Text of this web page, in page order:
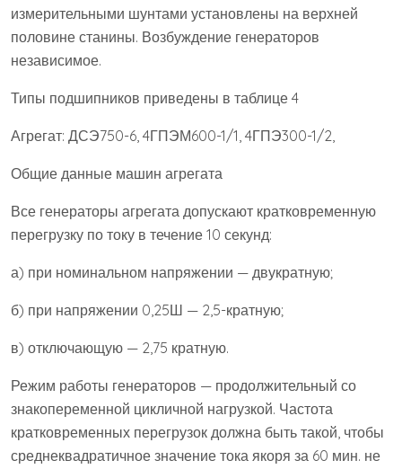
измерительными шунтами установлены на верхней
половине станины. Возбуждение генераторов
независимое.
Типы подшипников приведены в таблице 4
Агрегат: ДСЭ750-6, 4ГПЭМ600-1/1, 4ГПЭ300-1/2,
Общие данные машин агрегата
Все генераторы агрегата допускают кратковременную
перегрузку по току в течение 10 секунд:
а) при номинальном напряжении — двукратную;
б) при напряжении 0,25Ш — 2,5-кратную;
в) отключающую — 2,75 кратную.
Режим работы генераторов — продолжительный со
знакопеременной цикличной нагрузкой. Частота
кратковременных перегрузок должна быть такой, чтобы
среднеквадратичное значение тока якоря за 60 мин. не